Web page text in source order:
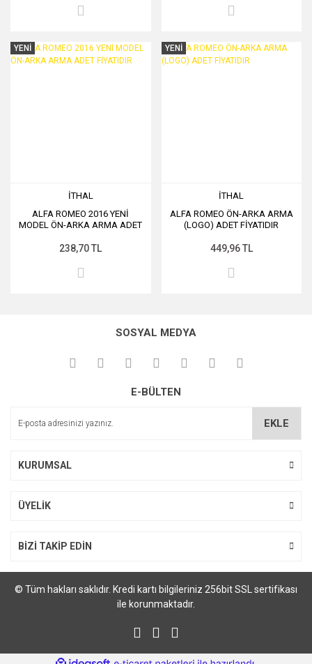
YENİ
İTHAL
ALFA ROMEO 2016 YENİ
MODEL ÖN-ARKA ARMA ADET
238,70 TL
YENİ
İTHAL
ALFA ROMEO ÖN-ARKA ARMA
(LOGO) ADET FİYATIDIR
449,96 TL
SOSYAL MEDYA
E-BÜLTEN
EKLE
KURUMSAL
ÜYELİK
BİZİ TAKİP EDİN
© Tüm hakları saklıdır. Kredi kartı bilgileriniz 256bit SSL sertifikası
ile korunmaktadır.